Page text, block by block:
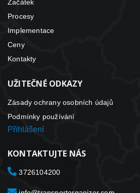
Začátek
Procesy
Implementace
Ceny
Kontakty
UŽITEČNÉ ODKAZY
Zásady ochrany osobních údajů
Podmínky používání
Přihlášení
KONTAKTUJTE NÁS
3726104200